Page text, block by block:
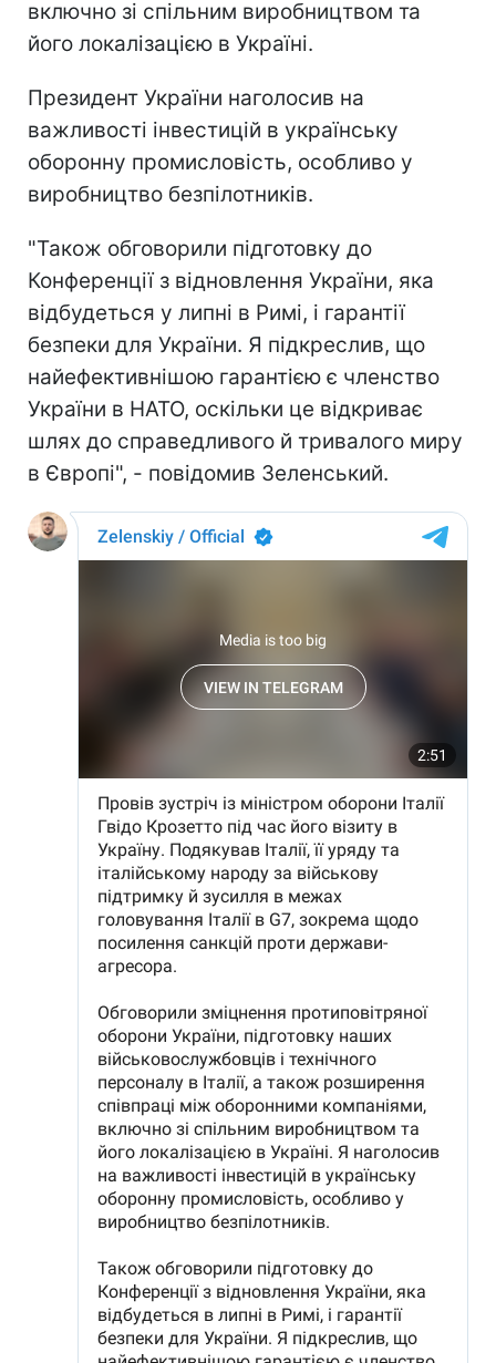
включно зі спільним виробництвом та
його локалізацією в Україні.
Президент України наголосив на
важливості інвестицій в українську
оборонну промисловість, особливо у
виробництво безпілотників.
"Також обговорили підготовку до
Конференції з відновлення України, яка
відбудеться у липні в Римі, і гарантії
безпеки для України. Я підкреслив, що
найефективнішою гарантією є членство
України в НАТО, оскільки це відкриває
шлях до справедливого й тривалого миру
в Європі", - повідомив Зеленський.